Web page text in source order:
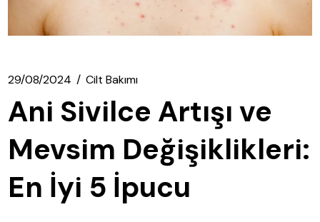
29/08/2024 Cilt Bakımı
Ani Sivilce Artışı ve
Mevsim Değişiklikleri:
En İyi 5 İpucu